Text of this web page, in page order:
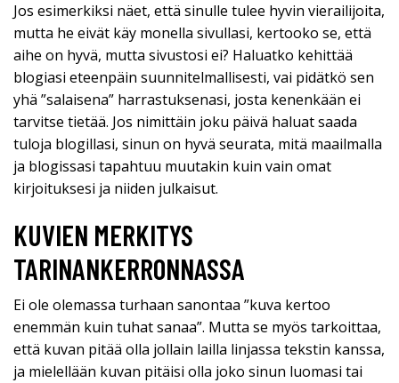
Jos esimerkiksi näet, että sinulle tulee hyvin vierailijoita,
mutta he eivät käy monella sivullasi, kertooko se, että
aihe on hyvä, mutta sivustosi ei? Haluatko kehittää
blogiasi eteenpäin suunnitelmallisesti, vai pidätkö sen
yhä ”salaisena” harrastuksenasi, josta kenenkään ei
tarvitse tietää. Jos nimittäin joku päivä haluat saada
tuloja blogillasi, sinun on hyvä seurata, mitä maailmalla
ja blogissasi tapahtuu muutakin kuin vain omat
kirjoituksesi ja niiden julkaisut.
KUVIEN MERKITYS
TARINANKERRONNASSA
Ei ole olemassa turhaan sanontaa ”kuva kertoo
enemmän kuin tuhat sanaa”. Mutta se myös tarkoittaa,
että kuvan pitää olla jollain lailla linjassa tekstin kanssa,
ja mielellään kuvan pitäisi olla joko sinun luomasi tai